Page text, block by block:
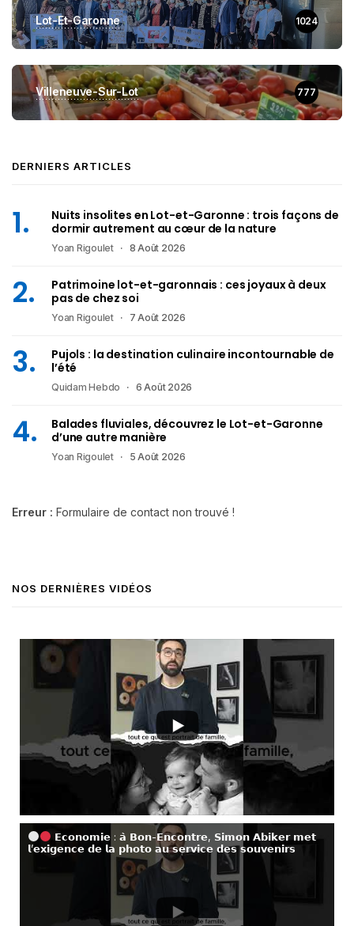
Lot-Et-Garonne 1024
Villeneuve-Sur-Lot 777
DERNIERS ARTICLES
Nuits insolites en Lot-et-Garonne : trois façons de
dormir autrement au cœur de la nature
Yoan Rigoulet 8 Août 2026
Patrimoine lot-et-garonnais : ces joyaux à deux
pas de chez soi
Yoan Rigoulet 7 Août 2026
Pujols : la destination culinaire incontournable de
l’été
Quidam Hebdo 6 Août 2026
Balades fluviales, découvrez le Lot-et-Garonne
d’une autre manière
Yoan Rigoulet 5 Août 2026
Erreur : Formulaire de contact non trouvé !
NOS DERNIÈRES VIDÉOS
𝗘𝗰𝗼𝗻𝗼𝗺𝗶𝗲 : 𝗮̀ 𝗕𝗼𝗻-𝗘𝗻𝗰𝗼𝗻𝘁𝗿𝗲, 𝗦𝗶𝗺𝗼𝗻 𝗔𝗯𝗶𝗸𝗲𝗿 𝗺𝗲𝘁
𝗹’𝗲𝘅𝗶𝗴𝗲𝗻𝗰𝗲 𝗱𝗲 𝗹𝗮 𝗽𝗵𝗼𝘁𝗼 𝗮𝘂 𝘀𝗲𝗿𝘃𝗶𝗰𝗲 𝗱𝗲𝘀 𝘀𝗼𝘂𝘃𝗲𝗻𝗶𝗿𝘀